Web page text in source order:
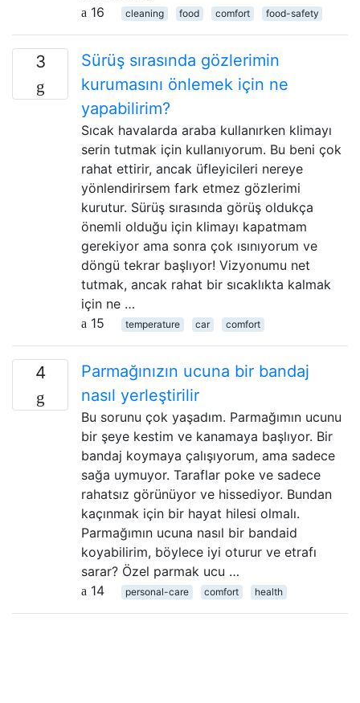
16
cleaning food comfort food-safety
3
Sürüş sırasında gözlerimin
kurumasını önlemek için ne
yapabilirim?
Sıcak havalarda araba kullanırken klimayı
serin tutmak için kullanıyorum. Bu beni çok
rahat ettirir, ancak üfleyicileri nereye
yönlendirirsem fark etmez gözlerimi
kurutur. Sürüş sırasında görüş oldukça
önemli olduğu için klimayı kapatmam
gerekiyor ama sonra çok ısınıyorum ve
döngü tekrar başlıyor! Vizyonumu net
tutmak, ancak rahat bir sıcaklıkta kalmak
için ne …
15
temperature car comfort
4
Parmağınızın ucuna bir bandaj
nasıl yerleştirilir
Bu sorunu çok yaşadım. Parmağımın ucunu
bir şeye kestim ve kanamaya başlıyor. Bir
bandaj koymaya çalışıyorum, ama sadece
sağa uymuyor. Taraflar poke ve sadece
rahatsız görünüyor ve hissediyor. Bundan
kaçınmak için bir hayat hilesi olmalı.
Parmağımın ucuna nasıl bir bandaid
koyabilirim, böylece iyi oturur ve etrafı
sarar? Özel parmak ucu …
14
personal-care comfort health